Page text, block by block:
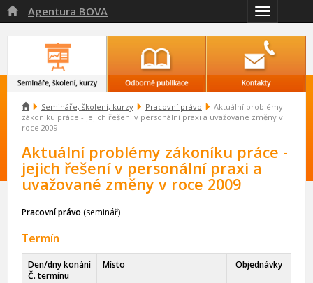
Přepnout
navigaci
 Agentura BOVA
 Semináře, školení, kurzy Pracovní právo
Aktuální problémy
zákoníku práce - jejich řešení v personální praxi a uvažované změny v
roce 2009
Aktuální problémy zákoníku práce -
jejich řešení v personální praxi a
uvažované změny v roce 2009
Pracovní právo (seminář)
Termín
Den/dny konání
Č. termínu
Místo Objednávky